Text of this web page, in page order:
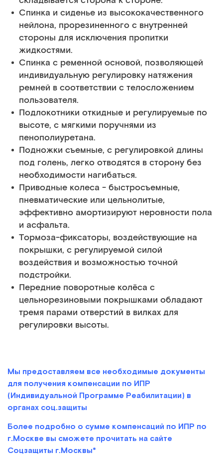
Спинка и сиденье из высококачественного
нейлона, прорезиненного с внутренней
стороны для исключения пропитки
жидкостями.
Спинка с ременной основой, позволяющей
индивидуальную регулировку натяжения
ремней в соответствии с телосложением
пользователя.
Подлокотники откидные и регулируемые по
высоте, с мягкими поручнями из
пенополиуретана.
Подножки съемные, с регулировкой длины
под голень, легко отводятся в сторону без
необходимости нагибаться.
Приводные колеса - быстросъемные,
пневматические или цельнолитые,
эффективно амортизируют неровности пола
и асфальта.
Тормоза-фиксаторы, воздействующие на
покрышки, с регулируемой силой
воздействия и возможностью точной
подстройки.
Передние поворотные колёса с
цельнорезиновыми покрышками обладают
тремя парами отверстий в вилках для
регулировки высоты.
Мы предоставляем все необходимые документы
для получения компенсации по ИПР
(Индивидуальной Программе Реабилитации) в
органах соц.защиты
Более подробно о сумме компенсаций по ИПР по
г.Москве вы сможете прочитать на сайте
Соцзащиты г.Москвы*